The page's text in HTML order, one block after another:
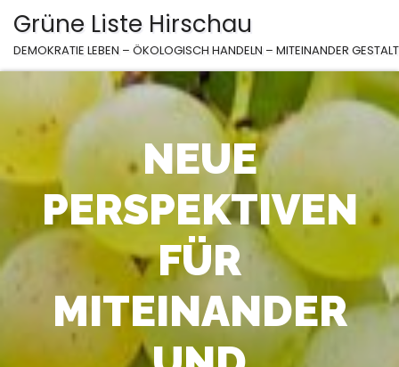
Inhalt
springen
Grüne Liste Hirschau
DEMOKRATIE LEBEN – ÖKOLOGISCH HANDELN – MITEINANDER
NEUE
PERSPEKTIVEN
FÜR
MITEINANDER